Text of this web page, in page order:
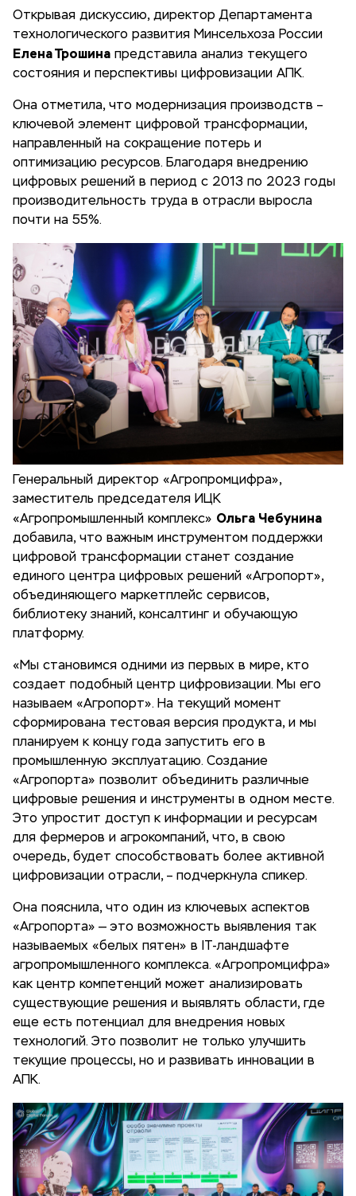
Открывая дискуссию, директор Департамента
технологического развития Минсельхоза России
Елена Трошина представила анализ текущего
состояния и перспективы цифровизации АПК.
Она отметила, что модернизация производств –
ключевой элемент цифровой трансформации,
направленный на сокращение потерь и
оптимизацию ресурсов. Благодаря внедрению
цифровых решений в период с 2013 по 2023 годы
производительность труда в отрасли выросла
почти на 55%.
Генеральный директор «Агропромцифра»,
заместитель председателя ИЦК
«Агропромышленный комплекс» Ольга Чебунина
добавила, что важным инструментом поддержки
цифровой трансформации станет создание
единого центра цифровых решений «Агропорт»,
объединяющего маркетплейс сервисов,
библиотеку знаний, консалтинг и обучающую
платформу.
«Мы становимся одними из первых в мире, кто
создает подобный центр цифровизации. Мы его
называем «Агропорт». На текущий момент
сформирована тестовая версия продукта, и мы
планируем к концу года запустить его в
промышленную эксплуатацию. Создание
«Агропорта» позволит объединить различные
цифровые решения и инструменты в одном месте.
Это упростит доступ к информации и ресурсам
для фермеров и агрокомпаний, что, в свою
очередь, будет способствовать более активной
цифровизации отрасли, – подчеркнула спикер.
Она пояснила, что один из ключевых аспектов
«Агропорта» — это возможность выявления так
называемых «белых пятен» в IT-ландшафте
агропромышленного комплекса. «Агропромцифра»
как центр компетенций может анализировать
существующие решения и выявлять области, где
еще есть потенциал для внедрения новых
технологий. Это позволит не только улучшить
текущие процессы, но и развивать инновации в
АПК.